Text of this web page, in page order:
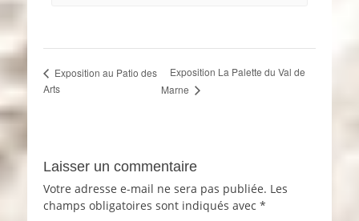
Exposition au Patio des
Arts
Exposition La Palette du Val de
Marne
Laisser un commentaire
Votre adresse e-mail ne sera pas publiée. Les
champs obligatoires sont indiqués avec *